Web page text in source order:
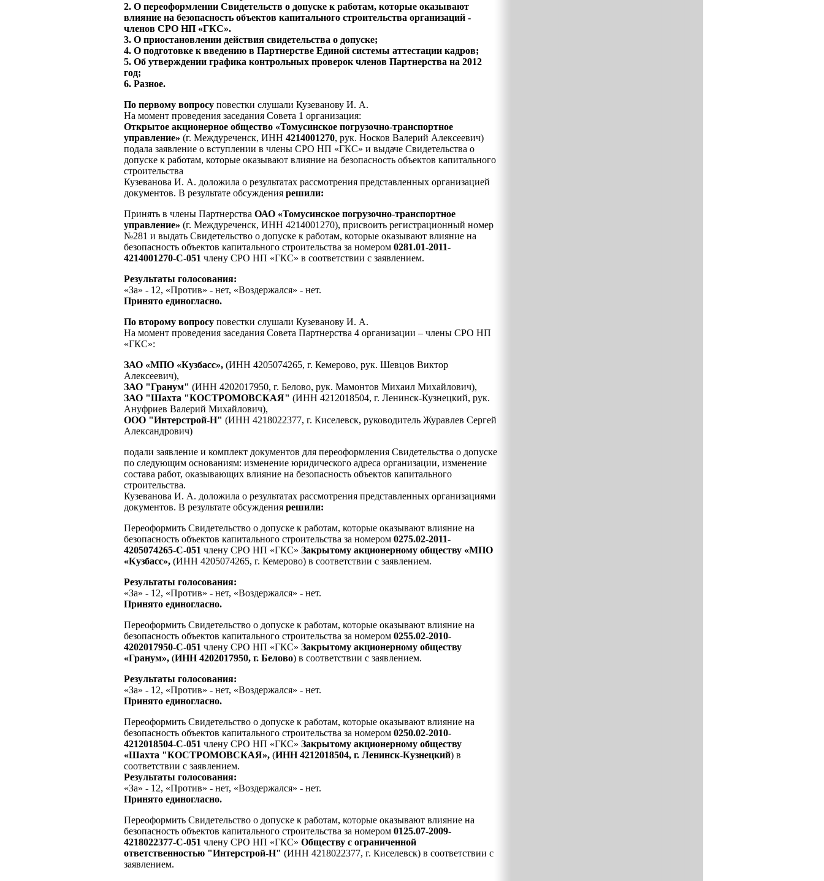
2. О переоформлении Свидетельств о допуске к работам, которые оказывают
влияние на безопасность объектов капитального строительства организаций -
членов СРО НП «ГКС».
3. О приостановлении действия свидетельства о допуске;
4. О подготовке к введению в Партнерстве Единой системы аттестации кадров;
5. Об утверждении графика контрольных проверок членов Партнерства на 2012
год;
6. Разное.
По первому вопросу повестки слушали Кузеванову И. А.
На момент проведения заседания Совета 1 организация:
Открытое акционерное общество «Томусинское погрузочно-транспортное
управление» (г. Междуреченск, ИНН 4214001270, рук. Носков Валерий Алексеевич)
подала заявление о вступлении в члены СРО НП «ГКС» и выдаче Свидетельства о
допуске к работам, которые оказывают влияние на безопасность объектов капитального
строительства
Кузеванова И. А. доложила о результатах рассмотрения представленных организацией
документов. В результате обсуждения решили:
Принять в члены Партнерства ОАО «Томусинское погрузочно-транспортное
управление» (г. Междуреченск, ИНН 4214001270), присвоить регистрационный номер
№281 и выдать Свидетельство о допуске к работам, которые оказывают влияние на
безопасность объектов капитального строительства за номером 0281.01-2011-
4214001270-С-051 члену СРО НП «ГКС» в соответствии с заявлением.
Результаты голосования:
«За» - 12, «Против» - нет, «Воздержался» - нет.
Принято единогласно.
По второму вопросу повестки слушали Кузеванову И. А.
На момент проведения заседания Совета Партнерства 4 организации – члены СРО НП
«ГКС»:
ЗАО «МПО «Кузбасс», (ИНН 4205074265, г. Кемерово, рук. Шевцов Виктор
Алексеевич),
ЗАО "Гранум" (ИНН 4202017950, г. Белово, рук. Мамонтов Михаил Михайлович),
ЗАО "Шахта "КОСТРОМОВСКАЯ" (ИНН 4212018504, г. Ленинск-Кузнецкий, рук.
Ануфриев Валерий Михайлович),
ООО "Интерстрой-Н" (ИНН 4218022377, г. Киселевск, руководитель Журавлев Сергей
Александрович)
подали заявление и комплект документов для переоформления Свидетельства о допуске
по следующим основаниям: изменение юридического адреса организации, изменение
состава работ, оказывающих влияние на безопасность объектов капитального
строительства.
Кузеванова И. А. доложила о результатах рассмотрения представленных организациями
документов. В результате обсуждения решили:
Переоформить Свидетельство о допуске к работам, которые оказывают влияние на
безопасность объектов капитального строительства за номером 0275.02-2011-
4205074265-С-051 члену СРО НП «ГКС» Закрытому акционерному обществу «МПО
«Кузбасс», (ИНН 4205074265, г. Кемерово) в соответствии с заявлением.
Результаты голосования:
«За» - 12, «Против» - нет, «Воздержался» - нет.
Принято единогласно.
Переоформить Свидетельство о допуске к работам, которые оказывают влияние на
безопасность объектов капитального строительства за номером 0255.02-2010-
4202017950-С-051 члену СРО НП «ГКС» Закрытому акционерному обществу
«Гранум», (ИНН 4202017950, г. Белово) в соответствии с заявлением.
Результаты голосования:
«За» - 12, «Против» - нет, «Воздержался» - нет.
Принято единогласно.
Переоформить Свидетельство о допуске к работам, которые оказывают влияние на
безопасность объектов капитального строительства за номером 0250.02-2010-
4212018504-С-051 члену СРО НП «ГКС» Закрытому акционерному обществу
«Шахта "КОСТРОМОВСКАЯ», (ИНН 4212018504, г. Ленинск-Кузнецкий) в
соответствии с заявлением.
Результаты голосования:
«За» - 12, «Против» - нет, «Воздержался» - нет.
Принято единогласно.
Переоформить Свидетельство о допуске к работам, которые оказывают влияние на
безопасность объектов капитального строительства за номером 0125.07-2009-
4218022377-С-051 члену СРО НП «ГКС» Обществу с ограниченной
ответственностью "Интерстрой-Н" (ИНН 4218022377, г. Киселевск) в соответствии с
заявлением.